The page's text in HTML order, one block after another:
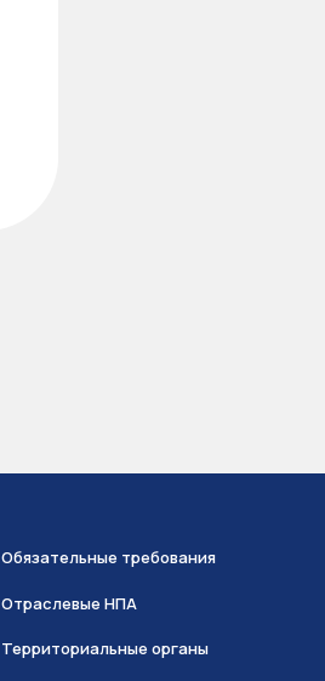
Обязательные требования
Отраслевые НПА
Территориальные органы